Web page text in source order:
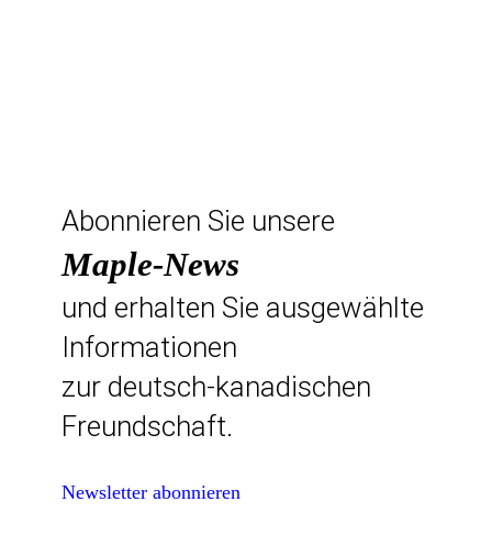
Abonnieren Sie unsere
Maple-News
und erhalten Sie ausgewählte
Informationen
zur deutsch-kanadischen
Freundschaft.
Newsletter abonnieren